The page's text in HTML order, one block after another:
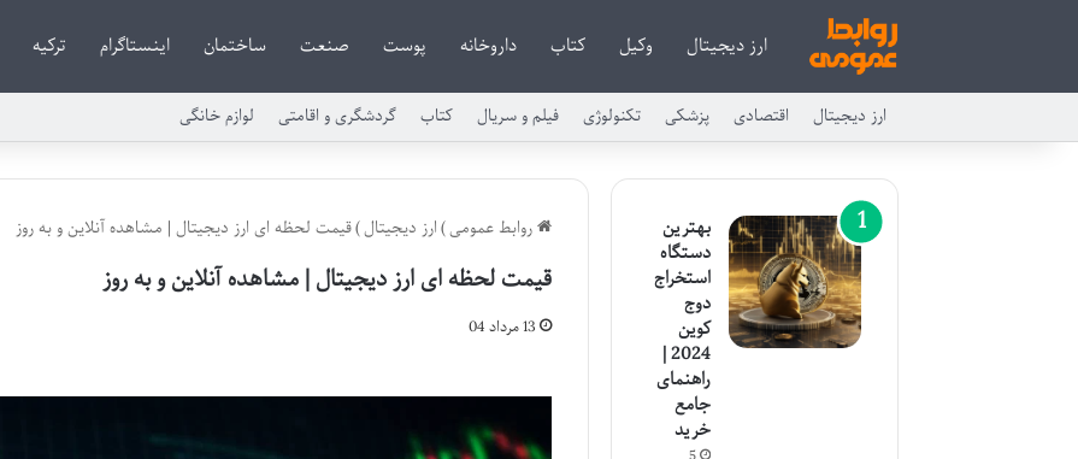
ارز دیجیتال وکیل کتاب داروخانه پوست صنعت ساختمان اینستاگرام ترکیه
ارز دیجیتال اقتصادی پزشکی تکنولوژی فیلم و سریال کتاب گردشگری و اقامتی لوازم خانگی
روابط عمومی)ارز دیجیتال)قیمت لحظه ای ارز دیجیتال | مشاهده آنلاین و به روز
قیمت لحظه ای ارز دیجیتال | مشاهده آنلاین و به روز
13 مرداد 04
بهترین
دستگاه
استخراج
دوج
کوین
2024 |
راهنمای
جامع
خرید